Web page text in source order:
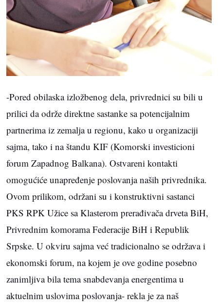
-Pored obilaska izložbenog dela, privrednici su bili u
prilici da održe direktne sastanke sa potencijalnim
partnerima iz zemalja u regionu, kako u organizaciji
sajma, tako i na štandu KIF (Komorski investicioni
forum Zapadnog Balkana). Ostvareni kontakti
omogućiće unapređenje poslovanja naših privrednika.
Ovom prilikom, održani su i konstruktivni sastanci
PKS RPK Užice sa Klasterom prerađivača drveta BiH,
Privrednim komorama Federacije BiH i Republik
Srpske. U okviru sajma već tradicionalno se održava i
ekonomski forum, na kojem je ove godine posebno
zanimljiva bila tema snabdevanja energentima u
aktuelnim uslovima poslovanja- rekla je za naš